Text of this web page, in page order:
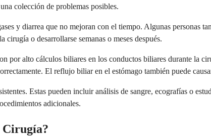
colección de problemas posibles.
y diarrea que no mejoran con el tiempo. Algunas personas
cirugía o desarrollarse semanas o meses después.
por alto cálculos biliares en los conductos biliares durante la
El reflujo biliar en el estómago también puede
Estas pueden incluir análisis de sangre, ecografías o
adicionales.
Cirugía?